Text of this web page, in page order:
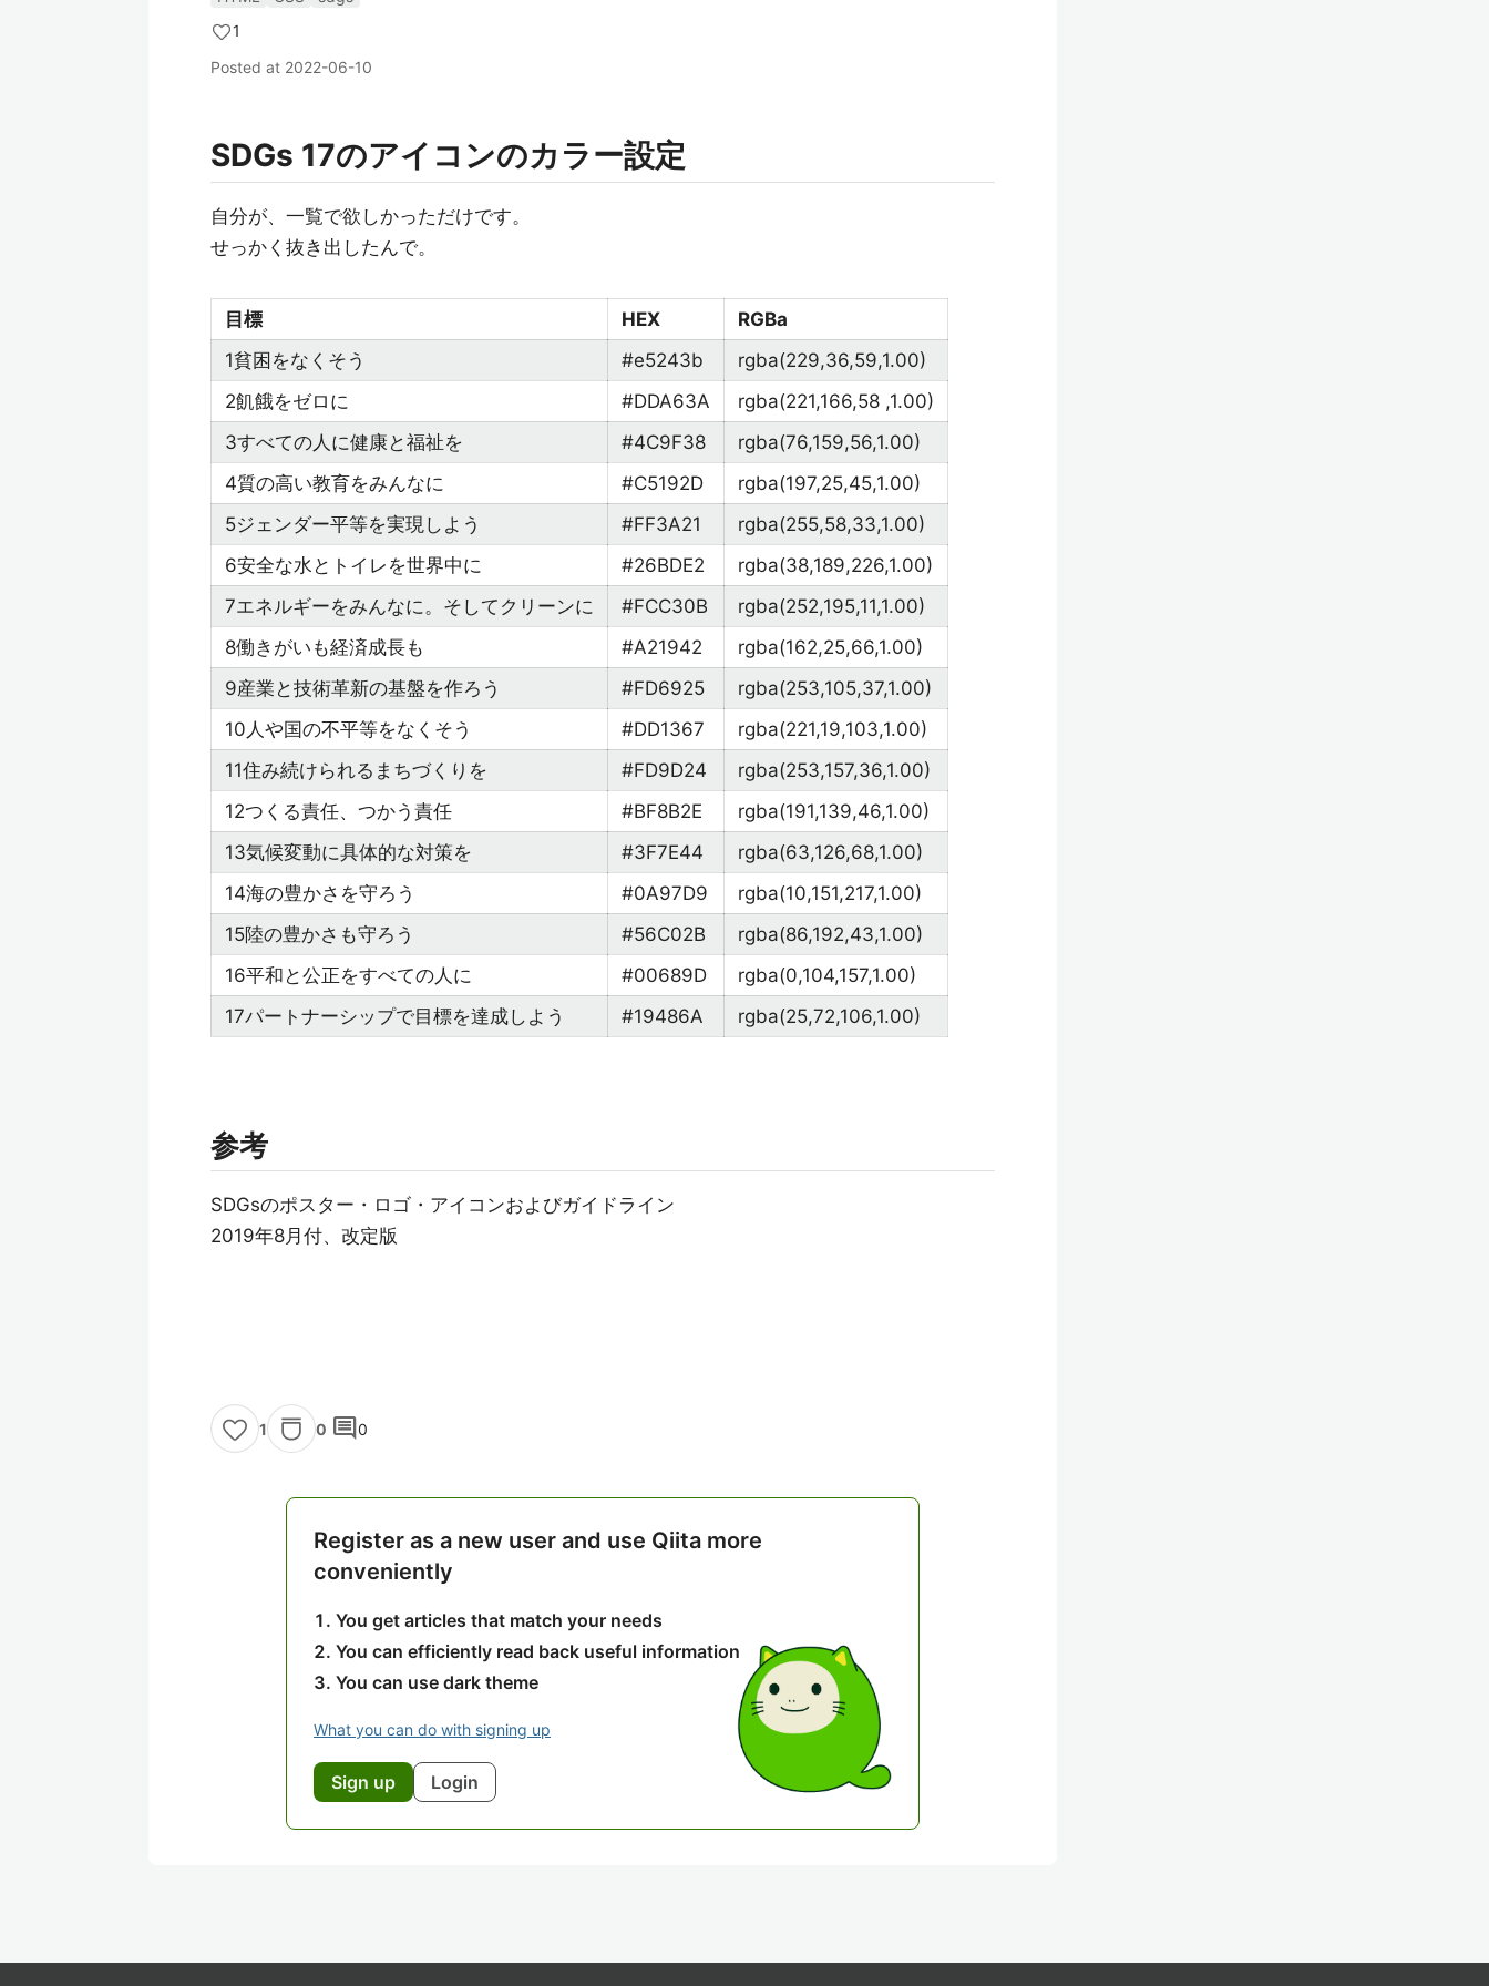
1
Posted at 2022-06-10
SDGs 17のアイコンのカラー設定
自分が、一覧で欲しかっただけです。
せっかく抜き出したんで。
目標 HEX
RGBa
1貧困をなくそう
#e5243b
rgba(229,36,59,1.00)
2飢餓をゼロに
#DDA63A
rgba(221,166,58 ,1.00)
3すべての人に健康と福祉を
#4C9F38
rgba(76,159,56,1.00)
4質の高い教育をみんなに
#C5192D
rgba(197,25,45,1.00)
5ジェンダー平等を実現しよう
#FF3A21
rgba(255,58,33,1.00)
6安全な水とトイレを世界中に
#26BDE2
rgba(38,189,226,1.00)
7エネルギーをみんなに。そしてクリーンに
#FCC30B
rgba(252,195,11,1.00)
8働きがいも経済成長も
#A21942
rgba(162,25,66,1.00)
9産業と技術革新の基盤を作ろう
#FD6925
rgba(253,105,37,1.00)
10人や国の不平等をなくそう
#DD1367
rgba(221,19,103,1.00)
11住み続けられるまちづくりを
#FD9D24
rgba(253,157,36,1.00)
12つくる責任、つかう責任
#BF8B2E
rgba(191,139,46,1.00)
13気候変動に具体的な対策を
#3F7E44
rgba(63,126,68,1.00)
14海の豊かさを守ろう
#0A97D9
rgba(10,151,217,1.00)
15陸の豊かさも守ろう
#56C02B
rgba(86,192,43,1.00)
16平和と公正をすべての人に
#00689D
rgba(0,104,157,1.00)
17パートナーシップで目標を達成しよう
#19486A rgba(25,72,106,1.00)
参考
SDGsのポスター・ロゴ・アイコンおよびガイドライン
2019年8月付、改定版
1 0 comment0
Register as a new user and use Qiita more
conveniently
You get articles that match your needs
You can efficiently read back useful information
You can use dark theme
What you can do with signing up
Sign up Login